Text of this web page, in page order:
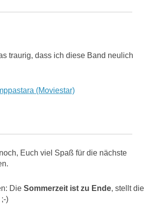
traurig, dass ich diese Band neulich
(Moviestar)
Euch viel Spaß für die nächste
Die Sommerzeit ist zu Ende, stellt die
)